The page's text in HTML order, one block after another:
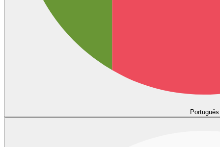
Português